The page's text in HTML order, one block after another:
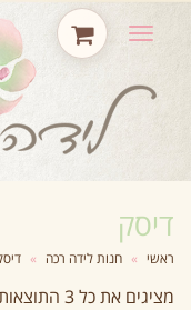
תפריט
דיסק
ראשי » חנות לידה רכה »
מציגים את כל ⁦3⁩ התוצאות